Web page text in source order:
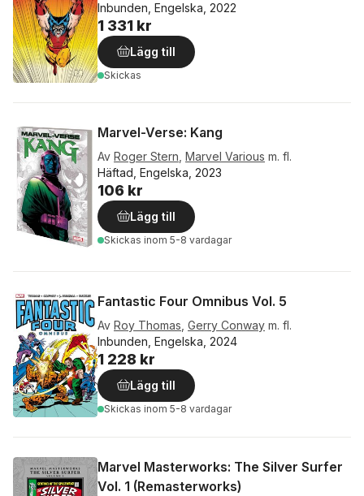
Inbunden, Engelska, 2022
1 331 kr
Lägg till
Skickas
Marvel-Verse: Kang
Av Roger Stern Marvel Various m. fl.
Häftad, Engelska, 2023
106 kr
Lägg till
Skickas inom 5-8 vardagar
Fantastic Four Omnibus Vol. 5
Av Roy Thomas Gerry Conway m. fl.
Inbunden, Engelska, 2024
1 228 kr
Lägg till
Skickas inom 5-8 vardagar
Marvel Masterworks: The Silver Surfer
Vol. 1 (Remasterworks)